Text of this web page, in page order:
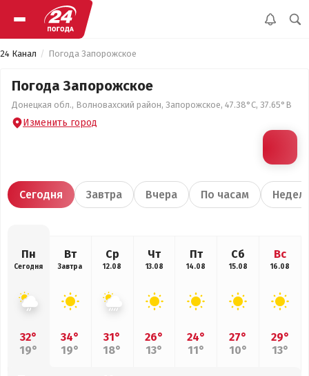
24 Канал Погода Запорожское
Погода Запорожское
Донецкая обл., Волновахский район, Запорожское, 47.38°С, 37.65°В
Изменить город
Сегодня Завтра Вчера По часам
Пн
Сегодня
32°
19°
Вт
Завтра
34°
19°
Ср
12.08
31°
18°
Чт
13.08
26°
13°
Пт
14.08
24°
11°
Сб
15.08
27°
10°
Вс
16.08
29°
13°